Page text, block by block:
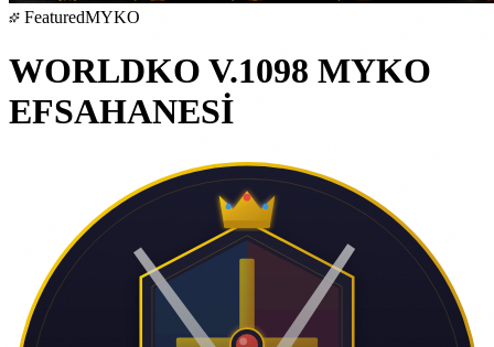
FeaturedMYKO
WORLDKO V.1098 MYKO
EFSAHANESİ